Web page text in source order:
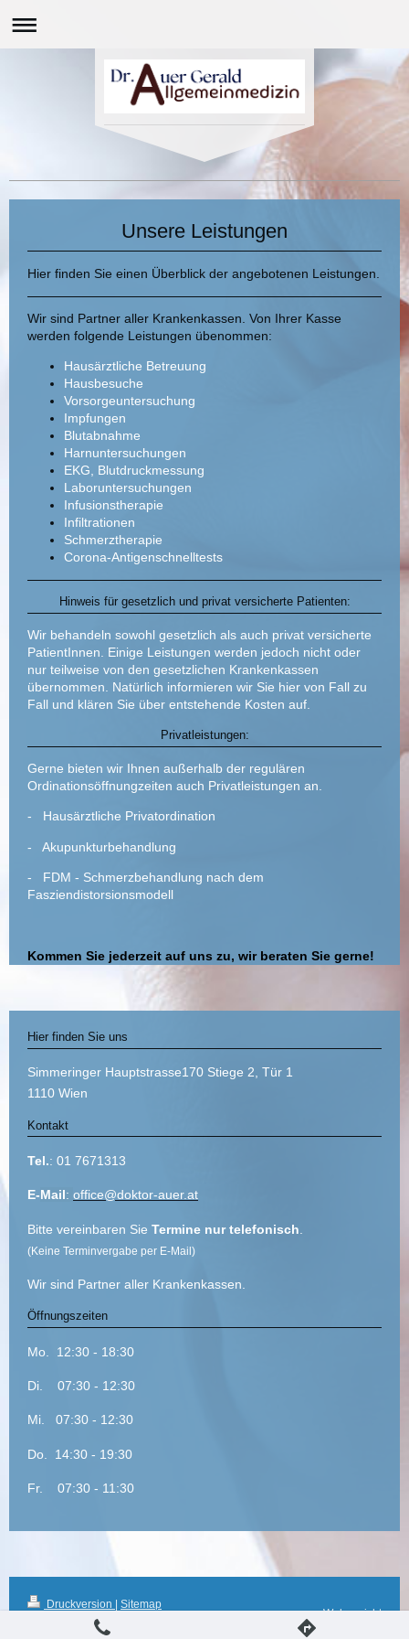
Unsere Leistungen
Hier finden Sie einen Überblick der angebotenen Leistungen.
Wir sind Partner aller Krankenkassen. Von Ihrer Kasse
werden folgende Leistungen übenommen:
Hausärztliche Betreuung
Hausbesuche
Vorsorgeuntersuchung
Impfungen
Blutabnahme
Harnuntersuchungen
EKG, Blutdruckmessung
Laboruntersuchungen
Infusionstherapie
Infiltrationen
Schmerztherapie
Corona-Antigenschnelltests
Hinweis für gesetzlich und privat versicherte Patienten:
Wir behandeln sowohl gesetzlich als auch privat versicherte
PatientInnen. Einige Leistungen werden jedoch nicht oder
nur teilweise von den gesetzlichen Krankenkassen
übernommen. Natürlich informieren wir Sie hier von Fall zu
Fall und klären Sie über entstehende Kosten auf.
Privatleistungen:
Gerne bieten wir Ihnen außerhalb der regulären
Ordinationsöffnungzeiten auch Privatleistungen an.
- Hausärztliche Privatordination
- Akupunkturbehandlung
- FDM - Schmerzbehandlung nach dem
Fasziendistorsionsmodell
Kommen Sie jederzeit auf uns zu, wir beraten Sie gerne!
Hier finden Sie uns
Simmeringer Hauptstrasse170 Stiege 2, Tür 1
1110 Wien
Kontakt
Tel.: 01 7671313
E-Mail: office@doktor-auer.at
Bitte vereinbaren Sie Termine nur telefonisch
(Keine Terminvergabe per E-Mail)
Wir sind Partner aller Krankenkassen.
Öffnungszeiten
Mo. 12:30 - 18:30
Di. 07:30 - 1 2:30
Mi. 07:30 - 12:30
Do. 14:30 - 19:30
Fr. 07:30 - 11:30
Druckversion | Sitemap
© Dr. Gerald Auer - Arzt für
Allgemeinmedizin
Webansicht